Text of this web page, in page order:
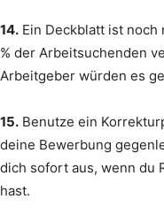
14. Ein Deckblatt ist
% der Arbeitsuchenden
Arbeitgeber würden es
15. Benutze ein
deine Bewerbung
dich sofort aus, wenn du
hast.